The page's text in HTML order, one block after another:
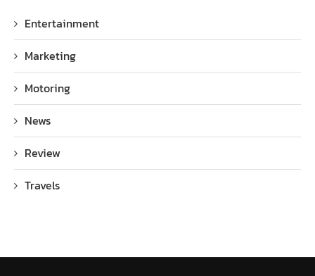
Entertainment
Marketing
Motoring
News
Review
Travels